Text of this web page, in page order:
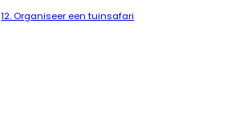
12. Organiseer een tuinsafari